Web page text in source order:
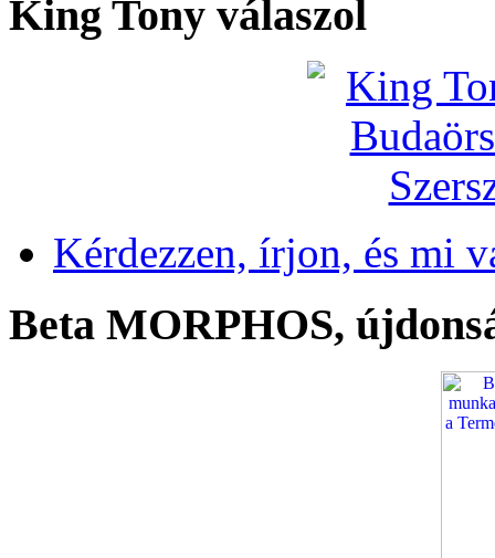
King Tony válaszol
Kérdezzen, írjon, és mi
Beta MORPHOS,